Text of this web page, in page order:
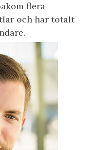
flera
och har totalt